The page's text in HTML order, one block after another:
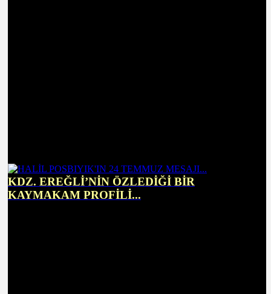
KDZ. EREĞLİ’NİN ÖZLEDİĞİ BİR
KAYMAKAM PROFİLİ...